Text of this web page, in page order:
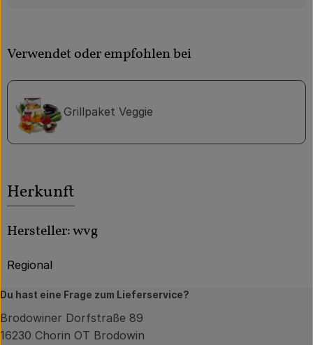
Verwendet oder empfohlen bei
Grillpaket Veggie
Herkunft
Hersteller: wvg
Regional
Du hast eine Frage zum Lieferservice?
Brodowiner Dorfstraße 89
16230 Chorin OT Brodowin